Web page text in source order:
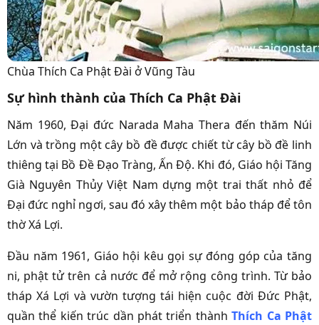
Chùa Thích Ca Phật Đài ở Vũng Tàu
Sự hình thành của Thích Ca Phật Đài
Năm 1960, Đại đức Narada Maha Thera đến thăm Núi
Lớn và trồng một cây bồ đề được chiết từ cây bồ đề linh
thiêng tại Bồ Đề Đạo Tràng, Ấn Độ. Khi đó, Giáo hội Tăng
Già Nguyên Thủy Việt Nam dựng một trai thất nhỏ để
Đại đức nghỉ ngơi, sau đó xây thêm một bảo tháp để tôn
thờ Xá Lợi.
Đầu năm 1961, Giáo hội kêu gọi sự đóng góp của tăng
ni, phật tử trên cả nước để mở rộng công trình. Từ bảo
tháp Xá Lợi và vườn tượng tái hiện cuộc đời Đức Phật,
quần thể kiến trúc dần phát triển thànhThích Ca Phật